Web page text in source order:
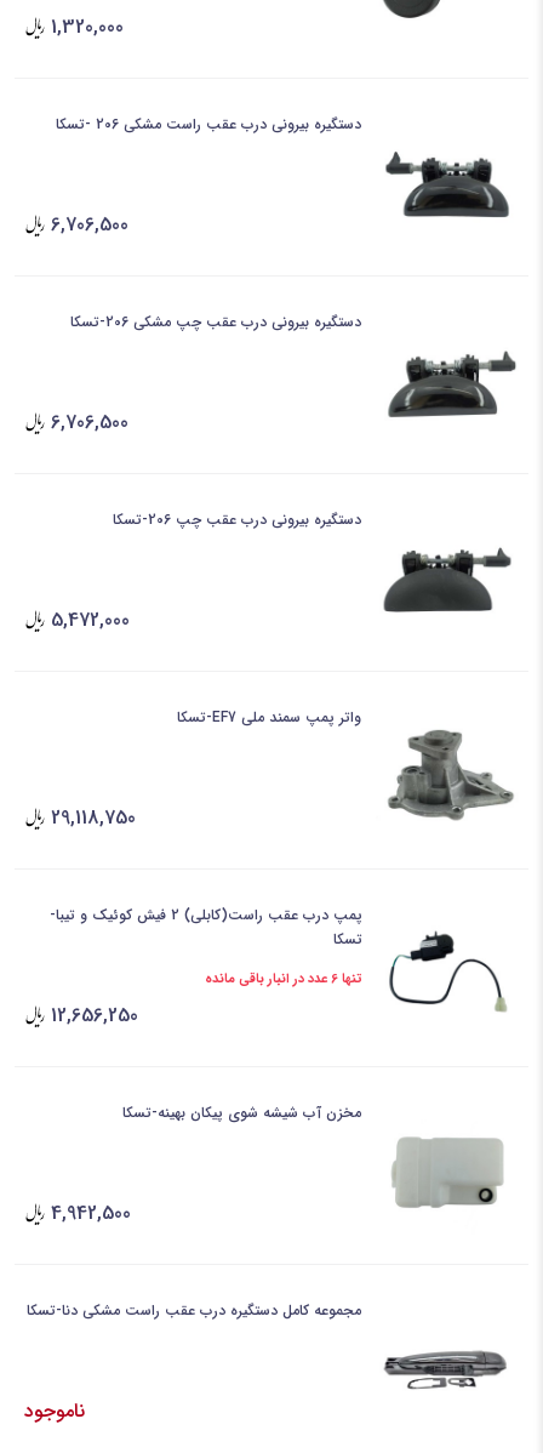
1,320,000
دستگیره بیرونی درب عقب راست مشکی 206 -تسکا
6,706,500
دستگیره بیرونی درب عقب چپ مشکی 206-تسکا
6,706,500
دستگیره بیرونی درب عقب چپ 206-تسکا
5,472,000
واتر پمپ سمند ملی EF7-تسکا
29,118,750
پمپ درب عقب راست(کابلی) 2 فیش کوئیک و تیبا-
تسکا
تنها 6 عدد در انبار باقی مانده
12,656,250
مخزن آب شیشه شوی پیکان بهینه-تسکا
4,942,500
مجموعه کامل دستگیره درب عقب راست مشکی دنا-تسکا
ناموجود